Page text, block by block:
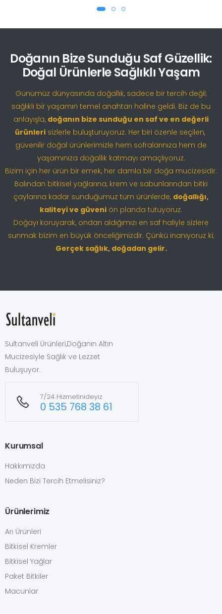
Doğanın Bize Sunduğu Saf Güzellik:
Doğal Ürünlerle Sağlıklı Yaşam
Günümüz dünyasında doğallık, sadece bir tercih değil;
sağlıklı bir yaşamın temel anahtarı haline geldi. Biz de bu
anlayışla, doğanın bize sunduğu en saf ve en değerli
ürünleri sizlerle buluşturuyoruz. Her biri özenle seçilen,
güvenilir doğal ürünlerimizle hem sofralarınıza hem de
yaşamınıza doğallık katmayı amaçlıyoruz.
Bizim için her ürün bir emek, her damla bir doğa mucizesidir.
Balından bitkisel yağlarına, krem ve sabunlarından bitki
çaylarına kadar sunduğumuz tüm ürünlerde, doğallığı,
kaliteyi ve güveni ön planda tutuyoruz.
Doğayı koruyarak, ondan aldığımızı en saf haliyle sizlere
sunmak bizim en büyük önceliğimizdir. Çünkü inanıyoruz ki;
Gerçek sağlık, doğadan gelir.
Sultanveli Ürünleri,Doğanın Altın
Mucizesiyle Sağlık ve Lezzet
Buluşuyor.
7/24 Hizmetinideyiz
0 535 768 38 61
Kurumsal
Hakkımızda
Neden Bizi Tercih Etmelisiniz?
Ürünlerimiz
Arı Ürünleri
Bitkisel Kremler
Bitkisel Yağlar
Paket Bitkiler
Macunlar